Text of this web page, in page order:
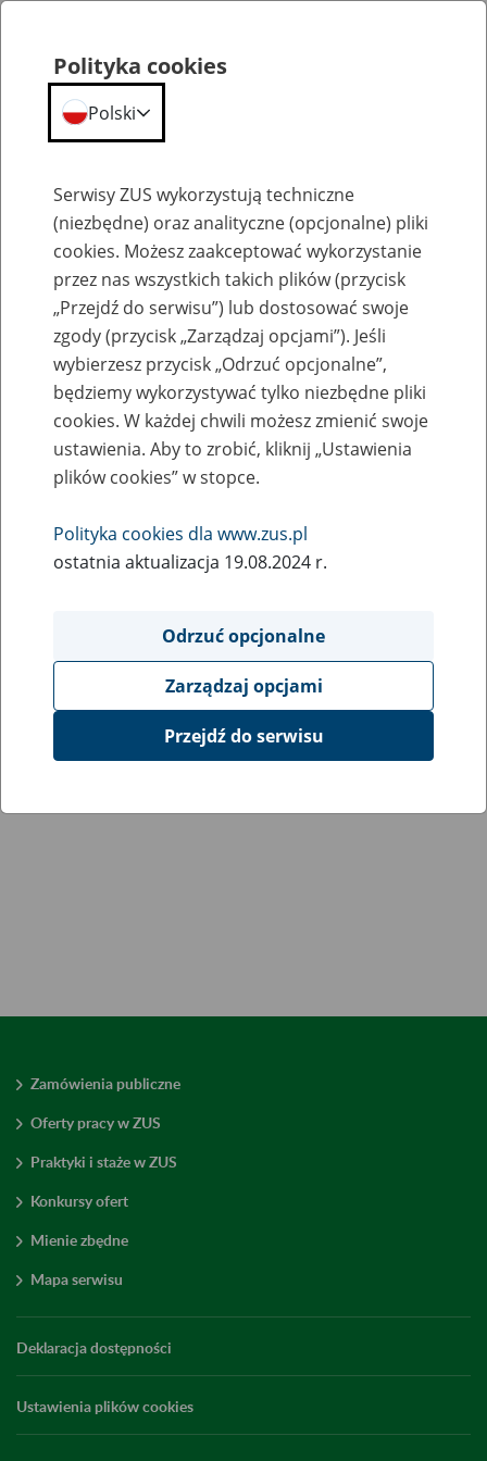
Przepraszamy,
podana strona nie została znaleziona.
Błąd 404
Przejdź do strony głównej
Zamówienia publiczne
Oferty pracy w ZUS
Praktyki i staże w ZUS
Konkursy ofert
Mienie zbędne
Mapa serwisu
Deklaracja dostępności
Ustawienia plików cookies
Polityka cookies
Polski
Serwisy ZUS wykorzystują techniczne
(niezbędne) oraz analityczne (opcjonalne) pliki
cookies. Możesz zaakceptować wykorzystanie
przez nas wszystkich takich plików (przycisk
„Przejdź do serwisu”) lub dostosować swoje
zgody (przycisk „Zarządzaj opcjami”). Jeśli
wybierzesz przycisk „Odrzuć opcjonalne”,
będziemy wykorzystywać tylko niezbędne pliki
cookies. W każdej chwili możesz zmienić swoje
ustawienia. Aby to zrobić, kliknij „Ustawienia
plików cookies” w stopce.
Polityka cookies dla www.zus.pl
ostatnia aktualizacja 19.08.2024 r.
Odrzuć opcjonalne
Zarządzaj opcjami
Przejdź do serwisu